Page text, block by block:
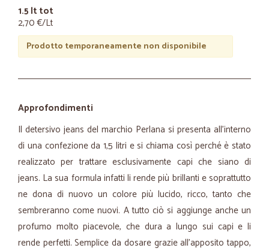
1.5 lt tot
2,70 €/Lt
Prodotto temporaneamente non disponibile
Approfondimenti
Il detersivo jeans del marchio Perlana si presenta all’interno
di una confezione da 1,5 litri e si chiama così perché è stato
realizzato per trattare esclusivamente capi che siano di
jeans. La sua formula infatti li rende più brillanti e soprattutto
ne dona di nuovo un colore più lucido, ricco, tanto che
sembreranno come nuovi. A tutto ciò si aggiunge anche un
profumo molto piacevole, che dura a lungo sui capi e li
rende perfetti. Semplice da dosare grazie all’apposito tappo,